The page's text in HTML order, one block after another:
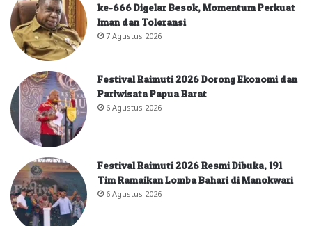
ke-666 Digelar Besok, Momentum Perkuat
Iman dan Toleransi
7 Agustus 2026
Festival Raimuti 2026 Dorong Ekonomi dan
Pariwisata Papua Barat
6 Agustus 2026
Festival Raimuti 2026 Resmi Dibuka, 191
Tim Ramaikan Lomba Bahari di Manokwari
6 Agustus 2026